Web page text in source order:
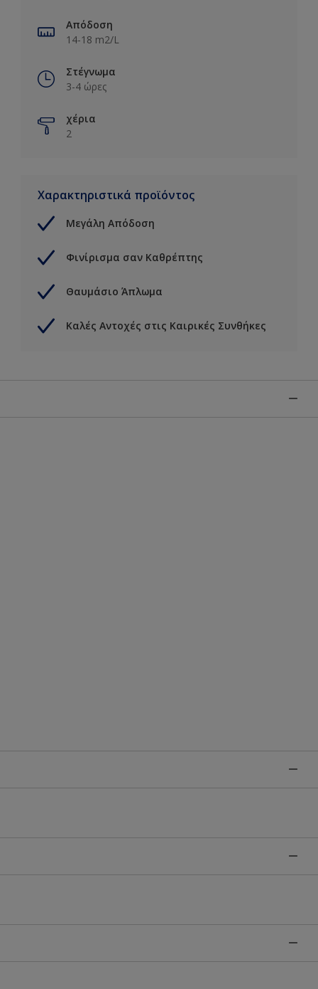
Απόδοση
14-18 m2/L
Στέγνωμα
3-4 ώρες
χέρια
2
Χαρακτηριστικά προϊόντος
Μεγάλη Απόδοση
Φινίρισμα σαν Καθρέπτης
Θαυμάσιο Άπλωμα
Καλές Αντοχές στις Καιρικές Συνθήκες